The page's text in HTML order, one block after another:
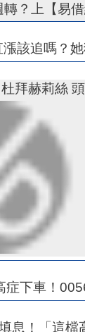
？上【易
漲該追嗎？
拜赫莉絲
症下車！
息！「這